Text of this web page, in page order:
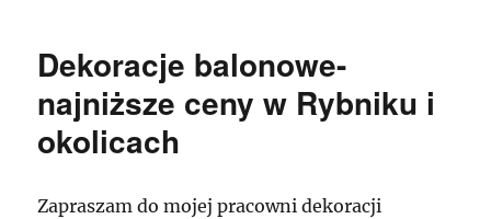
Dekoracje balonowe-
najniższe ceny w Rybniku i
okolicach
Zapraszam do mojej pracowni dekoracji